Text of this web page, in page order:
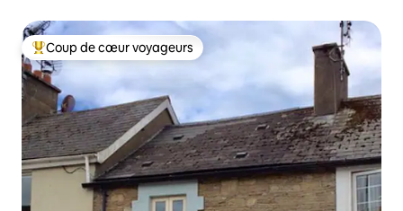
Coups de cœur voyageurs les plus appréciés
Coup de cœur voyageurs